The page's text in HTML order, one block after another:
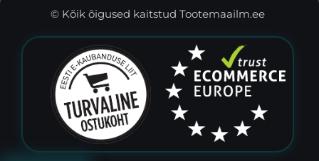
© Kõik õigused kaitstud Tootemaailm.ee